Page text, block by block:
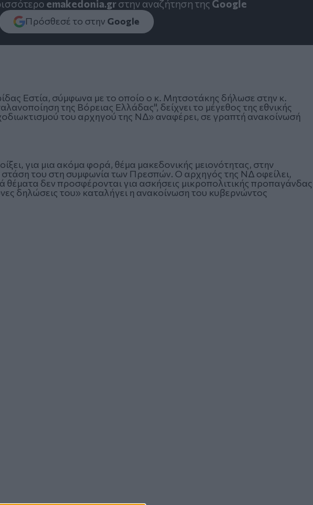
emakedonia.grστην αναζήτηση της Google
Πρόσθεσέ το στην Google
Εστία, σύμφωνα με το οποίο ο κ. Μητσοτάκης δήλωσε στην κ.
της Βόρειας Ελλάδας", δείχνει το μέγεθος της εθνικής
του αρχηγού της ΝΔ» αναφέρει, σε γραπτή ανακοίνωσή
για μια ακόμα φορά, θέμα μακεδονικής μειονότητας, στην
του στη συμφωνία των Πρεσπών. Ο αρχηγός της ΝΔ οφείλει,
θέματα δεν προσφέρονται για ασκήσεις μικροπολιτικής προπαγάνδας
δηλώσεις του» καταλήγει η ανακοίνωση του κυβερνώντος